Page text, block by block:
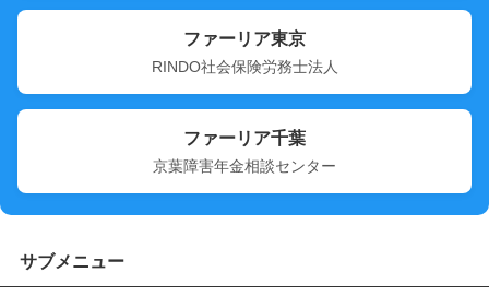
ファーリア東京
RINDO社会保険労務士法人
ファーリア千葉
京葉障害年金相談センター
サブメニュー